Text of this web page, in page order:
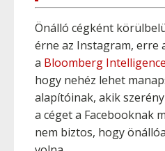
Önálló cégként
érne az Instagram, erre
a Bloomberg Intelligence
hogy nehéz lehet
alapítóinak, akik
a céget a Facebooknak
nem biztos, hogy